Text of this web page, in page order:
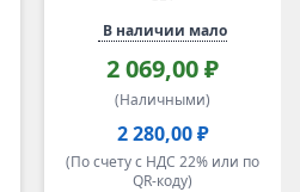
В наличии мало
2 069,00 ₽
(Наличными)
2 280,00 ₽
(По счету с НДС 22% или по
QR-коду)